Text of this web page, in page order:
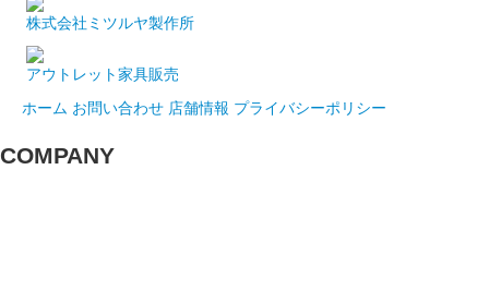
株式会社ミツルヤ製作所
アウトレット家具販売
ホーム お問い合わせ 店舗情報 プライバシーポリシー
COMPANY